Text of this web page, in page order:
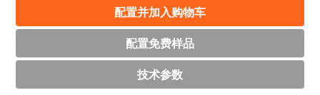
配置并加入购物车
配置免费样品
技术参数